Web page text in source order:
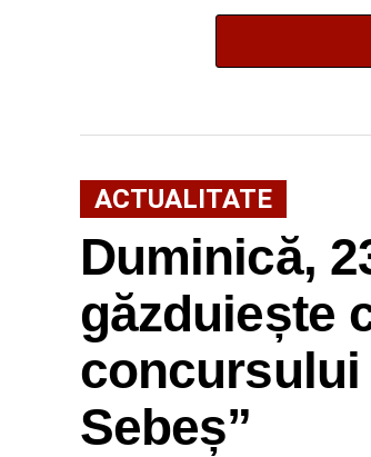
ACTUALITATE
Duminică,
găzduiește
concursului
Sebeș”